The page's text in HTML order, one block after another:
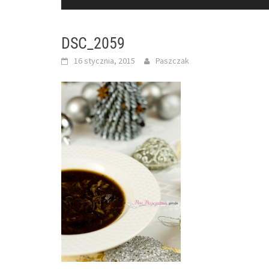
DSC_2059
16 stycznia, 2015 Paszczak